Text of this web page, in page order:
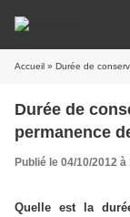
Accueil » Durée de
Durée de
permanence
Publié le 04/10/2012 à
Quelle est la